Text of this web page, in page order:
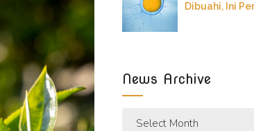
Dibuahi, Ini
News Archive
Select Month